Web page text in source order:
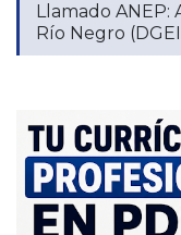
Llamado ANEP:
Río Negro